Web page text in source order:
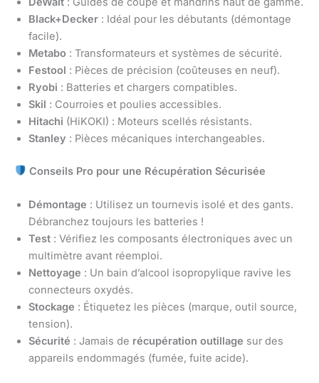
Black+Decker : Idéal pour les débutants (démontage
facile).
Metabo : Transformateurs et systèmes de sécurité.
Festool : Pièces de précision (coûteuses en neuf).
Ryobi : Batteries et chargers compatibles.
Skil : Courroies et poulies accessibles.
Hitachi (HiKOKI) : Moteurs scellés résistants.
Stanley : Pièces mécaniques interchangeables.
Conseils Pro pour une Récupération Sécurisée
Démontage : Utilisez un tournevis isolé et des gants.
Débranchez toujours les batteries !
Test : Vérifiez les composants électroniques avec un
multimètre avant réemploi.
Nettoyage : Un bain d’alcool isopropylique ravive les
connecteurs oxydés.
Stockage : Étiquetez les pièces (marque, outil source,
tension).
Sécurité : Jamais de récupération outillage sur des
appareils endommagés (fumée, fuite acide).